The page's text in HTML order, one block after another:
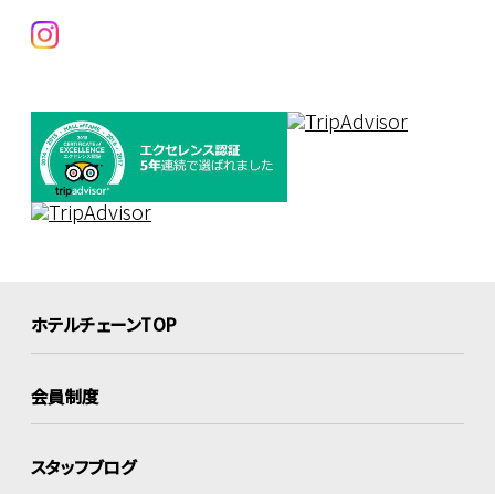
ホテルチェーンTOP
会員制度
スタッフブログ